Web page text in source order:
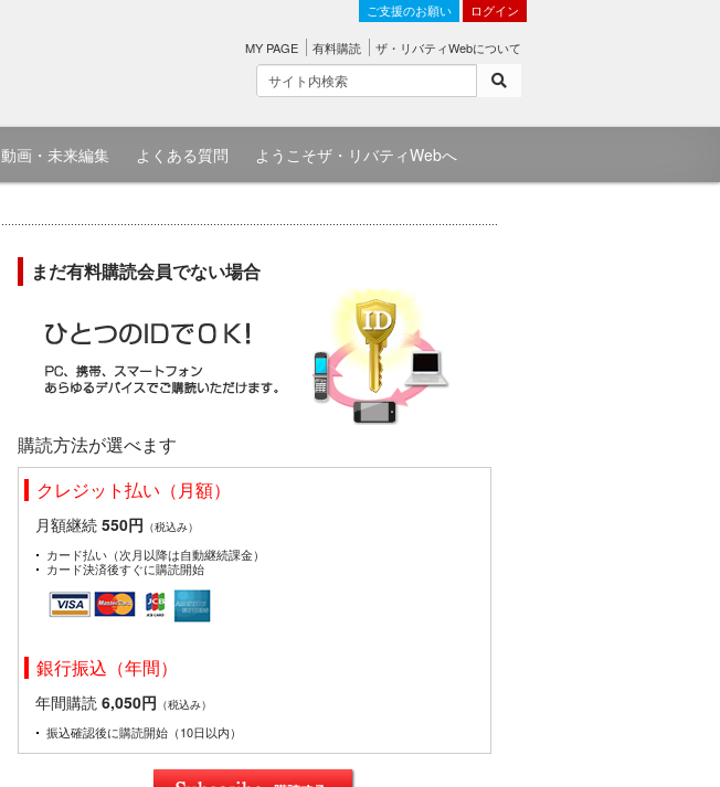
ご支援のお願い ログイン
MY PAGE 有料購読 ザ・リバティWebについて
動画・未来編集 よくある質問 ようこそザ・リバティWebへ
まだ有料購読会員でない場合
購読方法が選べます
クレジット払い（月額）
月額継続 550円 （税込み）
カード払い（次月以降は自動継続課金）
カード決済後すぐに購読開始
銀行振込（年間）
年間購読 6,050円 （税込み）
振込確認後に購読開始（10日以内）